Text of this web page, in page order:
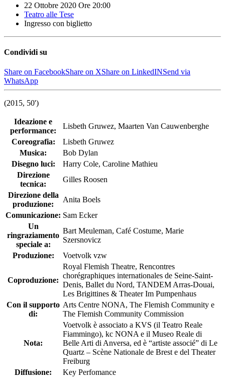
22 Ottobre 2020 Ore 20:00
Teatro alle Tese
Ingresso con biglietto
Condividi su
Share on FacebookShare on XShare on LinkedINSend via
WhatsApp
(2015, 50')
Ideazione e
performance:
Lisbeth Gruwez, Maarten Van Cauwenberghe
Coreografia:
Lisbeth Gruwez
Musica:
Bob Dylan
Disegno luci:
Harry Cole, Caroline Mathieu
Direzione
tecnica:
Gilles Roosen
Direzione della
produzione:
Anita Boels
Comunicazione: Sam Ecker
Un
ringraziamento
speciale a:
Bart Meuleman, Café Costume, Marie
Szersnovicz
Produzione:
Voetvolk vzw
Coproduzione:
Royal Flemish Theatre, Rencontres
chorégraphiques internationales de Seine-Saint-
Denis, Ballet du Nord, TANDEM Arras-Douai,
Les Brigittines & Theater Im Pumpenhaus
Con il supporto
di:
Arts Centre NONA, The Flemish Community e
The Flemish Community Commission
Nota:
Voetvolk è associato a KVS (il Teatro Reale
Fiammingo), kc NONA e il Museo Reale di
Belle Arti di Anversa, ed è “artiste associé” di Le
Quartz – Scène Nationale de Brest e del Theater
Freiburg
Diffusione:
Key Perfomance